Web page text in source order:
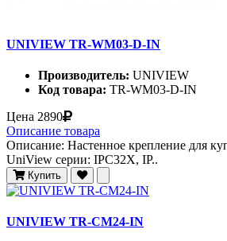
UNIVIEW TR-WM03-D-IN
Производитель: UNIVIEW
Код товара: TR-WM03-D-IN
Цена 2890
Описание товара
Описание: Настенное крепление для
UniView серии: IPC32X, IP..
Купить
UNIVIEW TR-CM24-IN